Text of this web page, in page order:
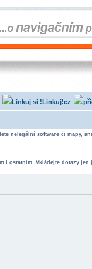
Linkuj!cz
nelegální software či mapy,
i ostatním. Vkládejte dotazy